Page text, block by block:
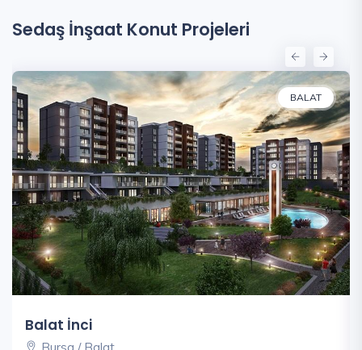
Sedaş İnşaat Konut Projeleri
BALAT
Balat İnci